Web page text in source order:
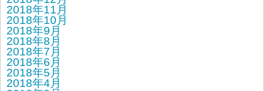
2018年11月
2018年10月
2018年9月
2018年8月
2018年7月
2018年6月
2018年5月
2018年4月